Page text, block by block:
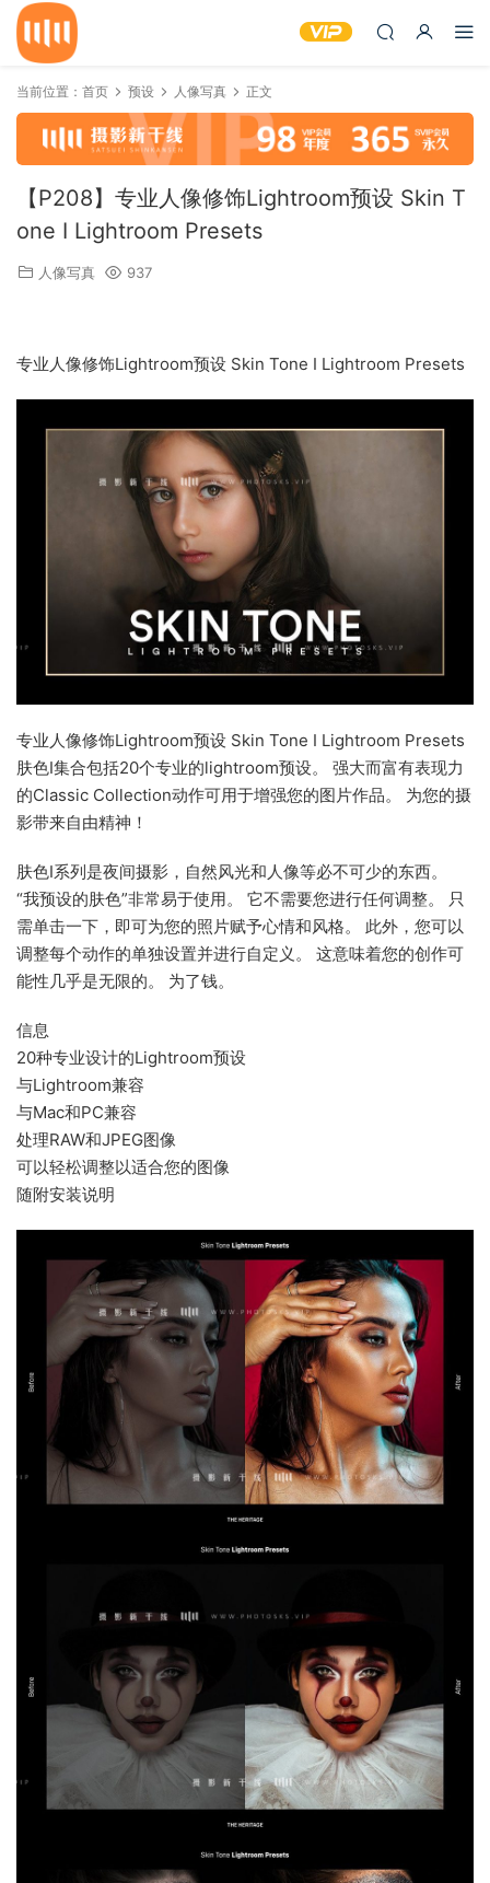
当前位置： 首页 预设 人像写真 正文
【P208】专业人像修饰Lightroom预设 Skin T
one I Lightroom Presets
人像写真 937
专业人像修饰Lightroom预设 Skin Tone I Lightroom Presets
专业人像修饰Lightroom预设 Skin Tone I Lightroom Presets
肤色I集合包括20个专业的lightroom预设。 强大而富有表现力
的Classic Collection动作可用于增强您的图片作品。 为您的摄
影带来自由精神！
肤色I系列是夜间摄影，自然风光和人像等必不可少的东西。
“我预设的肤色”非常易于使用。 它不需要您进行任何调整。 只
需单击一下，即可为您的照片赋予心情和风格。 此外，您可以
调整每个动作的单独设置并进行自定义。 这意味着您的创作可
能性几乎是无限的。 为了钱。
信息
20种专业设计的Lightroom预设
与Lightroom兼容
与Mac和PC兼容
处理RAW和JPEG图像
可以轻松调整以适合您的图像
随附安装说明